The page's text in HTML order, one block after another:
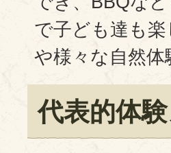
で子ども達も
や様々な自然
代表的体